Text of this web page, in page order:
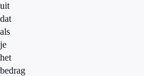
uit
dat
als
je
het
bedrag